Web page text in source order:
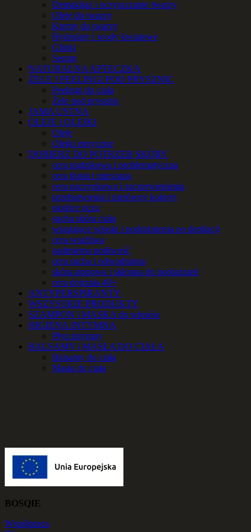
Demakijaż i oczyszczanie twarzy
Oleje do twarzy
Kremy do twarzy
Hydrolaty i wody kwiatowe
Glinki
Serum
NATURALNA APTECZKA
ŻELE I PEELINGI POD PRYSZNIC
Peelingi do ciała
Żele pod prysznic
JAMA USTNA
OLEJE i OLEJKI
Oleje
Olejki eteryczne
DOBIERZ DO POTRZEB SKÓRY
cera trądzikowa i problematyczna
cera tłusta i mieszana
cera naczynkowa i zaczerwienienia
przebarwienia i nierówny koloryt
okolice oczu
sucha skóra ciała
wrastające włoski i podrażnienia po depilacji
cera wrażliwa
nadmierna potliwość
cera sucha i odwodniona
skóra atopowa i skłonna do podrażnień
cera dojrzała 40+
ANTYPERSPIRANTY
WSZYSTKIE PRODUKTY
SZAMPON i MASKA do włosów
HIGIENA INTYMNA
Płyn intymny
BALSAMY i MASŁA DO CIAŁA
Balsamy do ciała
Masła do ciała
BOSQIE
Współpraca